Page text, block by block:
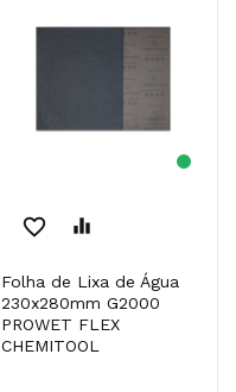
favorite_border equalizer
Folha de Lixa de Água
230x280mm G2000
PROWET FLEX
CHEMITOOL